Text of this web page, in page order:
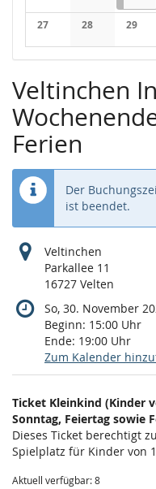
Keine Veranstaltungen
Keine
27
Keine Veranstaltungen
28
Keine
29
Keine
Veltinchen
Ferien
Der
ist beendet.
Veltinchen
Parkallee 11
16727 Velten
So, 30. November
Beginn: 15:00 Uhr
Ende: 19:00 Uhr
Zum Kalender
Produkte
Produkte
Ticket Kleinkind (Kinder
Sonntag, Feiertag sowie
Dieses Ticket berechtigt
Spielplatz für Kinder von
Aktuell verfügbar: 8